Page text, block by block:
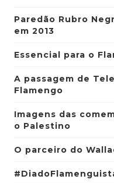
Paredão Rubro
em 2013
Essencial para o
A passagem de
Flamengo
Imagens das
o Palestino
O parceiro do